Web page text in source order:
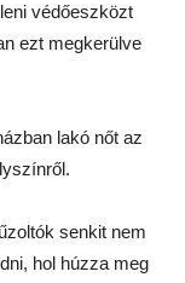
védőeszközt
ezt megkerülve
lakó nőt az
senkit nem
hol húzza meg